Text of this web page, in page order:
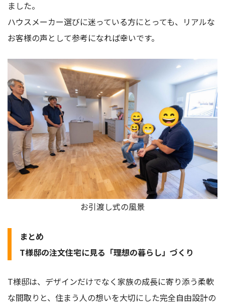
ました。
ハウスメーカー選びに迷っている方にとっても、リアルな
お客様の声として参考になれば幸いです。
お引渡し式の風景
まとめ
T様邸の注文住宅に見る「理想の暮らし」づくり
T様邸は、デザインだけでなく家族の成長に寄り添う柔軟
な間取りと、住まう人の想いを大切にした完全自由設計の